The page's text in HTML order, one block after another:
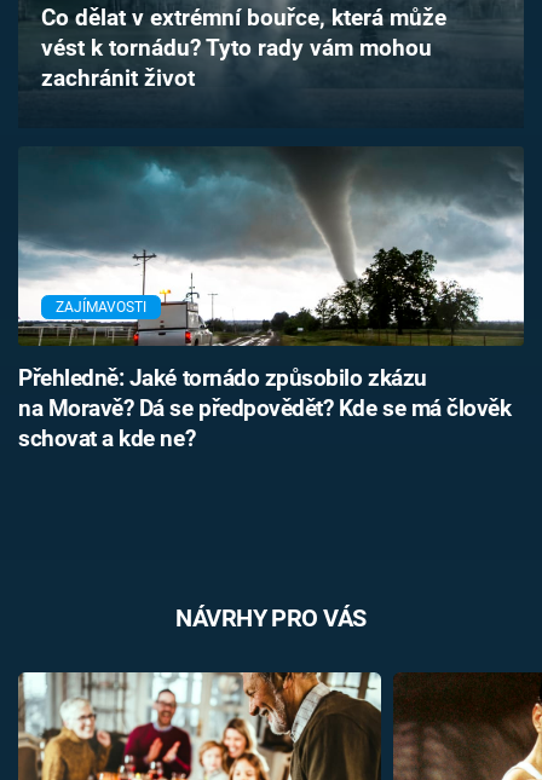
Sledujte prima+
Co dělat v extrémní bouřce, která může
vést k tornádu? Tyto rady vám mohou
zachránit život
ZAJÍMAVOSTI
Přehledně: Jaké tornádo způsobilo zkázu
na Moravě? Dá se předpovědět? Kde se má člověk
schovat a kde ne?
NÁVRHY PRO VÁS